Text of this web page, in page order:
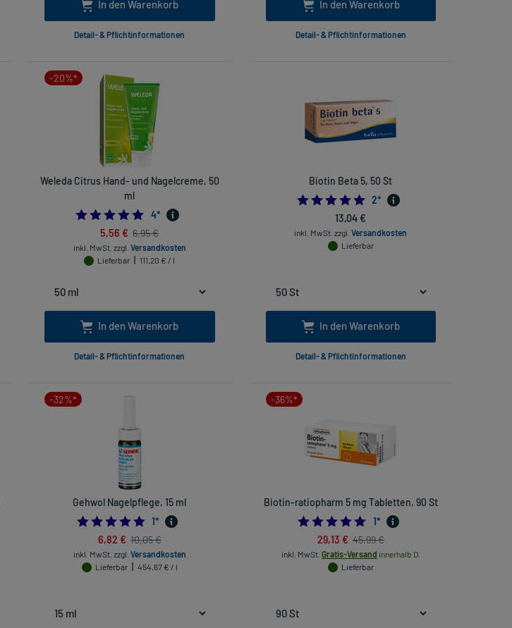
In den Warenkorb
Detail- & Pflichtinformationen
In den Warenkorb
Detail- & Pflichtinformationen
-20%*
Weleda Citrus Hand- und Nagelcreme, 50
ml
4.75
4*
5,56 € 6,95 €
inkl. MwSt. zzgl. Versandkosten
Lieferbar
111,20 € / l
In den Warenkorb
Detail- & Pflichtinformationen
Biotin Beta 5, 50 St
5.0
2*
13,04 €
inkl. MwSt. zzgl.Versandkosten
Lieferbar
In den Warenkorb
Detail- & Pflichtinformationen
-32%*
Gehwol Nagelpflege, 15 ml
5.0
1*
6,82 € 10,05 €
inkl. MwSt. zzgl. Versandkosten
Lieferbar
454,67 € / l
-36%*
Biotin-ratiopharm 5 mg Tabletten, 90 St
5.0
1*
29,13 € 45,99 €
inkl. MwSt. Gratis-Versand innerhalb D.
Lieferbar